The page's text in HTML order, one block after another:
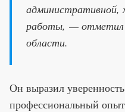
административной,
работы, — отметил
области.
Он выразил
профессиональный